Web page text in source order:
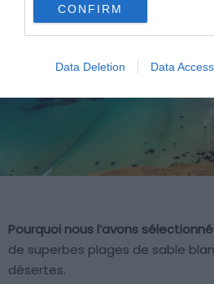
CONFIRM
Data Deletion Data Access
Pourquoi nous l’avons
de superbes plages de sable
désertes.